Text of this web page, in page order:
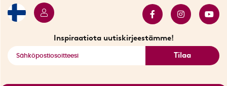
Inspiraatiota uutiskirjeestämme!
Tilaa